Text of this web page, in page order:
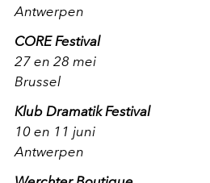
Antwerpen
CORE Festival
27 en 28 mei
Brussel
Klub Dramatik Festival
10 en 11 juni
Antwerpen